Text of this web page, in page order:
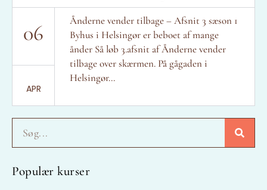
Populær kurser
06
APR
Ånderne vender tilbage – Afsnit 3 sæson 1
Byhus i Helsingør er beboet af mange
ånder Så løb 3.afsnit af Ånderne vender
tilbage over skærmen. På gågaden i
Helsingør...